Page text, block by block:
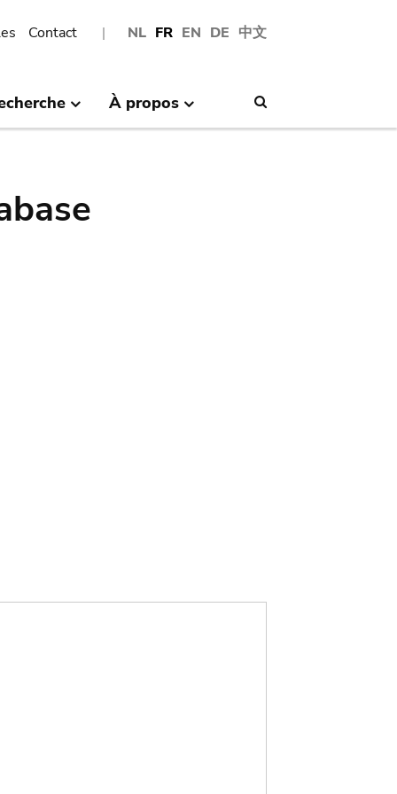
NL FR EN DE 中文
Contact
À propos